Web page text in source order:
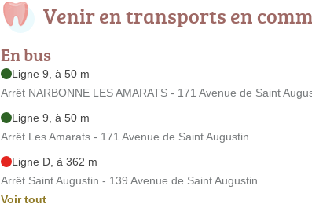
Venir en transports en
En bus
Ligne 9, à 50 m
Arrêt NARBONNE LES AMARATS - 171 Avenue de Saint
Ligne 9, à 50 m
Arrêt Les Amarats - 171 Avenue de Saint Augustin
Ligne D, à 362 m
Arrêt Saint Augustin - 139 Avenue de Saint Augustin
Voir tout